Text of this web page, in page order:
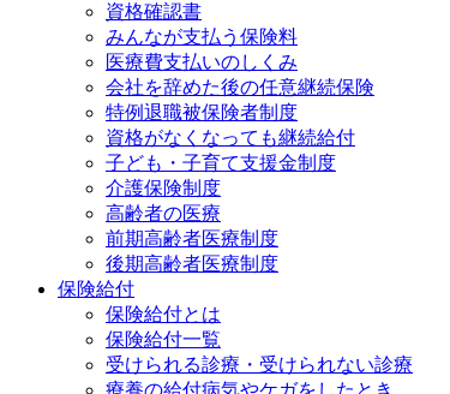
資格確認書
みんなが支払う保険料
医療費支払いのしくみ
会社を辞めた後の任意継続保険
特例退職被保険者制度
資格がなくなっても継続給付
子ども・子育て支援金制度
介護保険制度
高齢者の医療
前期高齢者医療制度
後期高齢者医療制度
保険給付
保険給付とは
保険給付一覧
受けられる診療・受けられない診療
療養の給付病気やケガをしたとき